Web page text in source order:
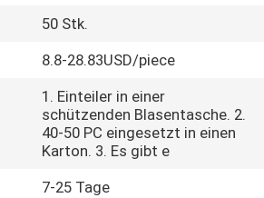
50 Stk.
8.8-28.83USD/piece
1. Einteiler in einer
schützenden Blasentasche. 2.
40-50 PC eingesetzt in einen
Karton. 3. Es gibt e
7-25 Tage